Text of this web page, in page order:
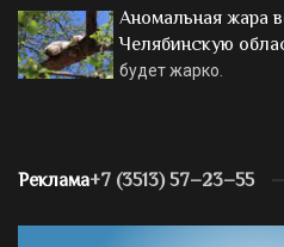
Аномальная жара
Челябинскую
будет жарко.
Реклама+7 (3513) 57–23–55